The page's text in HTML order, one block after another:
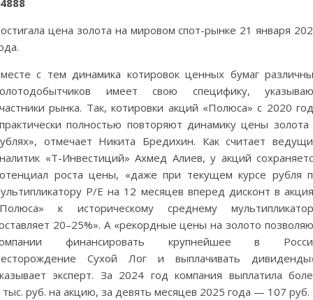
цена золота на мировом спот-рынке 21 января
с тем динамика котировок ценных бумаг
имеет свою специфику,
рынка. Так, котировки акций «Полюса» с 2020
полностью повторяют динамику цены золота
отмечает Никита Бредихин. Как считает
«Т-Инвестиций» Ахмед Алиев, у акций
роста цены, «даже при текущем курсе рубля
P/E на 12 месяцев вперед дисконт в
к историческому среднему
20–25%». А «рекордные цены на золото
финансировать крупнейшее в
Сухой Лог и выплачивать
эксперт. За 2024 год компания выплатила
тыс. руб. на акцию, за девять месяцев 2025 года — 107 руб.